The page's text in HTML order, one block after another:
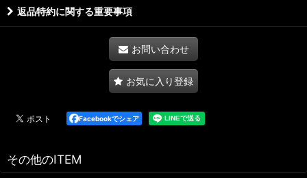
返品特約に関する重要事項
お問い合わせ
お気に入り登録
Facebookでシェア
その他のITEM